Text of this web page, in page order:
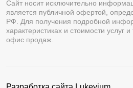
Сайт носит исключительно
является публичной офертой,
РФ. Для получения подробной
характеристиках и стоимости услуг
офис продаж.